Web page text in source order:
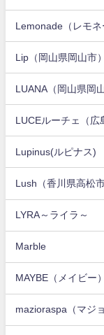
Lemonade（レモ
Lip（岡山県岡山市）
LUANA（岡山県岡
LUCEルーチェ（広
Lupinus(ルピナス)
Lush（香川県高松市
LYRA～ライラ～
Marble
MAYBE（メイビー
mazioraspa（マジ